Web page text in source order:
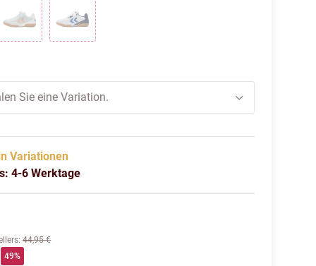
Sie eine Variation.
Variationen
4-6 Werktage
:44,95 €
49%